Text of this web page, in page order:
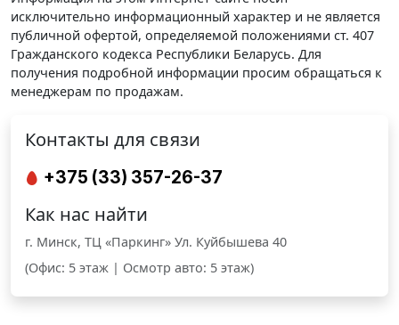
исключительно информационный характер и не является
публичной офертой, определяемой положениями cт. 407
Гражданского кодекса Республики Беларусь. Для
получения подробной информации просим обращаться к
менеджерам по продажам.
Контакты для связи
+375 (33) 357-26-37
Как нас найти
г. Минск, ТЦ «Паркинг» Ул. Куйбышева 40
(Офис: 5 этаж | Осмотр авто: 5 этаж)